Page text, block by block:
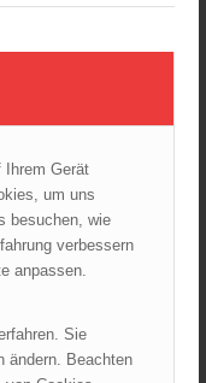
Ihrem Gerät
um uns
besuchen, wie
verbessern
anpassen.
Sie
ändern. Beachten
mit den